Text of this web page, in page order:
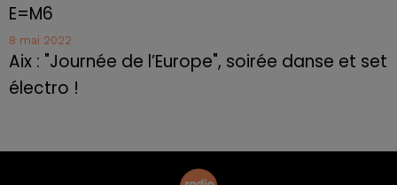
E=M6
8 mai 2022
Aix : "Journée de l’Europe", soirée danse et set
électro !